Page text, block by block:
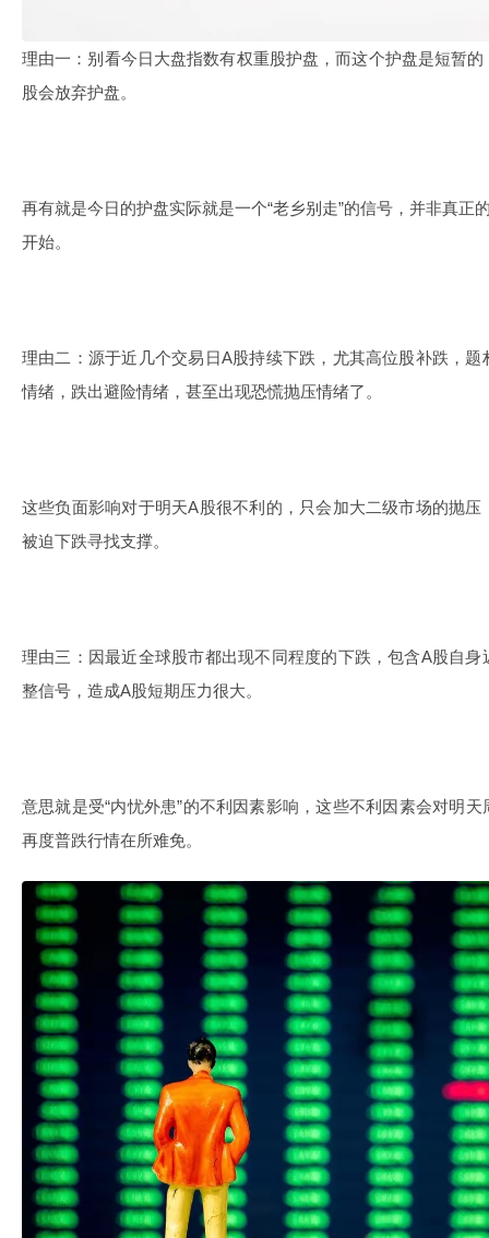
理由一：别看今日大盘指数有权重股护盘，而这个护盘是短暂
股会放弃护盘。
再有就是今日的护盘实际就是一个“老乡别走”的信号，并非真正
开始。
理由二：源于近几个交易日A股持续下跌，尤其高位股补跌，
情绪，跌出避险情绪，甚至出现恐慌抛压情绪了。
这些负面影响对于明天A股很不利的，只会加大二级市场的抛
被迫下跌寻找支撑。
理由三：因最近全球股市都出现不同程度的下跌，包含A股自
整信号，造成A股短期压力很大。
意思就是受“内忧外患”的不利因素影响，这些不利因素会对明
再度普跌行情在所难免。